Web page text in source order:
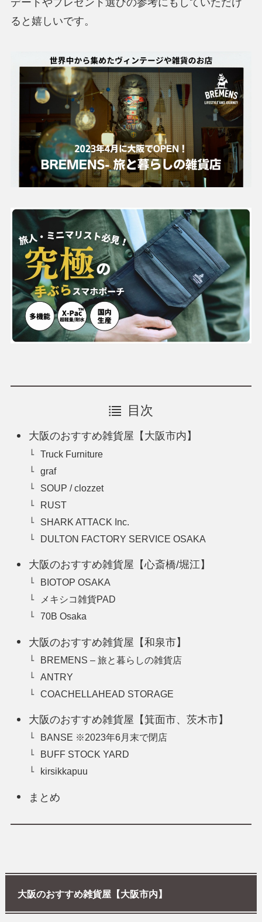
デートやプレゼント選びの参考にもしていただけ
ると嬉しいです。
目次
大阪のおすすめ雑貨屋【大阪市内】
Truck Furniture
graf
SOUP / clozzet
RUST
SHARK ATTACK Inc.
DULTON FACTORY SERVICE OSAKA
大阪のおすすめ雑貨屋【心斎橋/堀江】
BIOTOP OSAKA
メキシコ雑貨PAD
70B Osaka
大阪のおすすめ雑貨屋【和泉市】
BREMENS – 旅と暮らしの雑貨店
ANTRY
COACHELLAHEAD STORAGE
大阪のおすすめ雑貨屋【箕面市、茨木市】
BANSE ※2023年6月末で閉店
BUFF STOCK YARD
kirsikkapuu
まとめ
大阪のおすすめ雑貨屋【大阪市内】